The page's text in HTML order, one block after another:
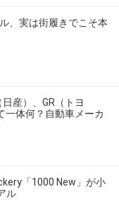
、実は街履きでこそ本
産）、GR（トヨ
一体何？自動車メーカ
「1000 New」が小
ル